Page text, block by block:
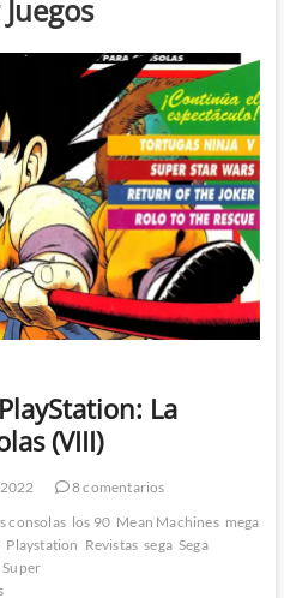
La
(VIII)
8 comentarios
consolas los 90 Mean Machines mega
Playstation Revistas sega Sega
Super